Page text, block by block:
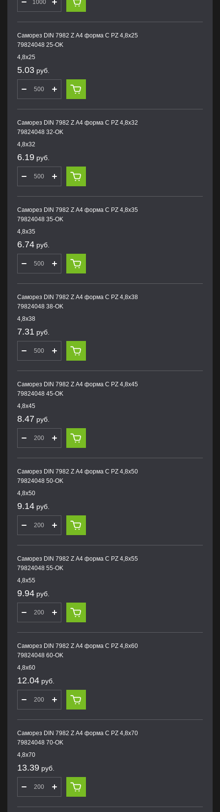
Саморез DIN 7982 Z А4 форма С PZ 4,8х25
79824048 25-OK
4,8х25
5.03 руб.
Саморез DIN 7982 Z А4 форма С PZ 4,8х32
79824048 32-OK
4,8х32
6.19 руб.
Саморез DIN 7982 Z А4 форма С PZ 4,8х35
79824048 35-OK
4,8х35
6.74 руб.
Саморез DIN 7982 Z А4 форма С PZ 4,8х38
79824048 38-OK
4,8х38
7.31 руб.
Саморез DIN 7982 Z А4 форма С PZ 4,8х45
79824048 45-OK
4,8х45
8.47 руб.
Саморез DIN 7982 Z А4 форма С PZ 4,8х50
79824048 50-OK
4,8х50
9.14 руб.
Саморез DIN 7982 Z А4 форма С PZ 4,8х55
79824048 55-OK
4,8х55
9.94 руб.
Саморез DIN 7982 Z А4 форма С PZ 4,8х60
79824048 60-OK
4,8х60
12.04 руб.
Саморез DIN 7982 Z А4 форма С PZ 4,8х70
79824048 70-OK
4,8х70
13.39 руб.